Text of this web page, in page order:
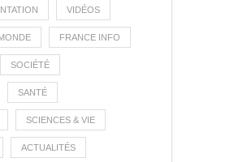
VIDÉOS
FRANCE INFO
SOCIÉTÉ
SANTÉ
SCIENCES & VIE
ACTUALITÉS